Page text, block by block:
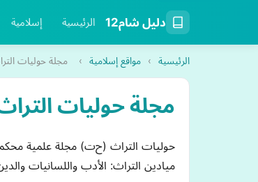
دليل شام12 الرئيسية إسلامية
الرئيسية › مواقع إسلامية › مجلة حوليات
مجلة حوليات
حوليات التراث (ح‌ت) مجلة علمية محكمة
ميادين التراث: الأدب واللسانيات